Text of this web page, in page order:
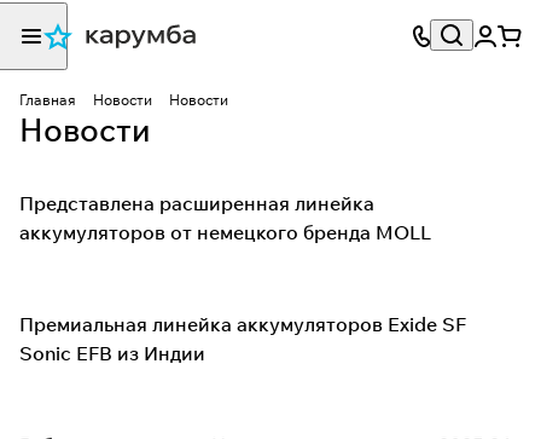
Главная Новости Новости
Новости
Представлена расширенная линейка
аккумуляторов от немецкого бренда MOLL
Премиальная линейка аккумуляторов Exide SF
Sonic EFB из Индии